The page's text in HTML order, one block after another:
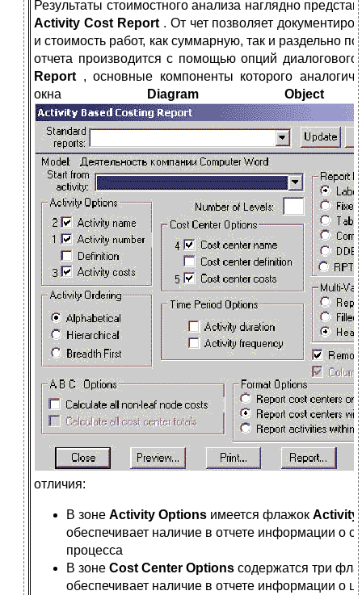
Результаты стоимостного анализа наглядно
Activity Cost Report . От чет позволяет
и стоимость работ, как суммарную, так и раздельно
отчета производится с помощью опций
Report , основные компоненты которого
окна
Diagram
отличия:
В зоне Activity Options имеется флажок
обеспечивает наличие в отчете информации о
процесса
В зоне Cost Center Options содержатся три
обеспечивает наличие в отчете информации о